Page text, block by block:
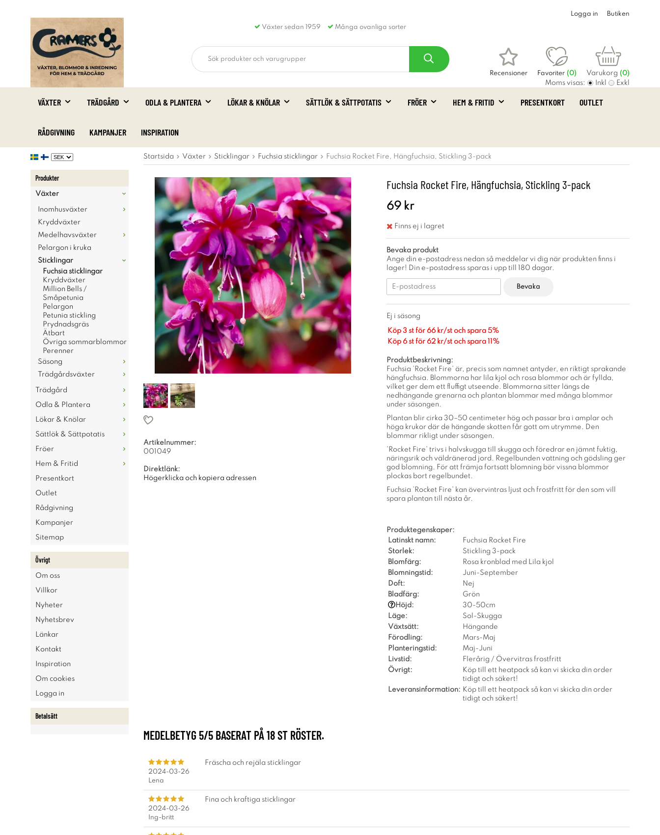
Växter sedan 1959 Många ovanliga sorter
Logga in Butiken
Recensioner Favoriter (0) Varukorg (0)
Moms visas: Inkl Exkl
VÄXTER TRÄDGÅRD ODLA & PLANTERA LÖKAR & KNÖLAR SÄTTLÖK & SÄTTPOTATIS FRÖER HEM & FRITID PRESENTKORT OUTLET
RÅDGIVNING KAMPANJER INSPIRATION
Produkter
Växter
Inomhusväxter
Kryddväxter
Medelhavsväxter
Pelargon i kruka
Sticklingar
Fuchsia sticklingar
Kryddväxter
Million Bells /
Småpetunia
Pelargon
Petunia stickling
Prydnadsgräs
Ätbart
Övriga sommarblommor
Perenner
Säsong
Trädgårdsväxter
Trädgård
Odla & Plantera
Lökar & Knölar
Sättlök & Sättpotatis
Fröer
Hem & Fritid
Presentkort
Outlet
Rådgivning
Kampanjer
Sitemap
Övrigt
Om oss
Villkor
Nyheter
Nyhetsbrev
Länkar
Kontakt
Inspiration
Om cookies
Logga in
Betalsätt
Startsida Växter Sticklingar Fuchsia sticklingar Fuchsia Rocket Fire, Hängfuchsia, Stickling 3-pack
Fuchsia Rocket Fire, Hängfuchsia, Stickling 3-pack
69 kr
Finns ej i lagret
Bevaka produkt
Ange din e-postadress nedan så meddelar vi dig när produkten finns i
lager! Din e-postadress sparas i upp till 180 dagar.
Bevaka
Ej i säsong
Köp 3 st för 66 kr/st och spara 5%
Köp 6 st för 62 kr/st och spara 11%
Produktbeskrivning:
Fuchsia ’Rocket Fire’ är, precis som namnet antyder, en riktigt sprakande
hängfuchsia. Blommorna har lila kjol och rosa blommor och är fyllda,
vilket ger dem ett fluffigt utseende. Blommorna sitter längs de
nedhängande grenarna och plantan blommar med många blommor
under säsongen.
Plantan blir cirka 30–50 centimeter hög och passar bra i amplar och
höga krukor där de hängande skotten får gott om utrymme. Den
blommar rikligt under säsongen.
’Rocket Fire’ trivs i halvskugga till skugga och föredrar en jämnt fuktig,
näringsrik och väldränerad jord. Regelbunden vattning och gödsling ger
god blomning. För att främja fortsatt blomning bör vissna blommor
plockas bort regelbundet.
Fuchsia ’Rocket Fire’ kan övervintras ljust och frostfritt för den som vill
spara plantan till nästa år.
Produktegenskaper:
Latinskt namn:
Fuchsia Rocket Fire
Storlek:
Stickling 3-pack
Blomfärg:
Rosa kronblad med Lila kjol
Blomningstid:
Juni-September
Doft:
Nej
Bladfärg:
Grön
Höjd:
30-50cm
Läge:
Sol-Skugga
Växtsätt:
Hängande
Förodling:
Mars-Maj
Planteringstid:
Maj-Juni
Livstid:
Flerårig / Övervitras frostfritt
Övrigt:
Köp till ett heatpack så kan vi skicka din order
tidigt och säkert!
Leveransinformation: Köp till ett heatpack så kan vi skicka din order
tidigt och säkert!
Artikelnummer:
001049
Direktlänk:
Högerklicka och kopiera adressen
MEDELBETYG 5/5 BASERAT PÅ18ST RÖSTER.
2024-03-26
Lena
Fräscha och rejäla sticklingar
2024-03-26
Ing-britt
Fina och kraftiga sticklingar